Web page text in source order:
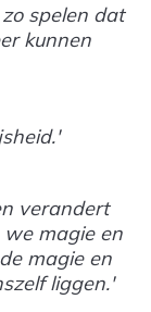
spelen dat
kunnen
verandert
we magie en
magie en
liggen.'